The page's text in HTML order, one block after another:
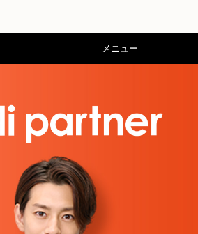
メニュー